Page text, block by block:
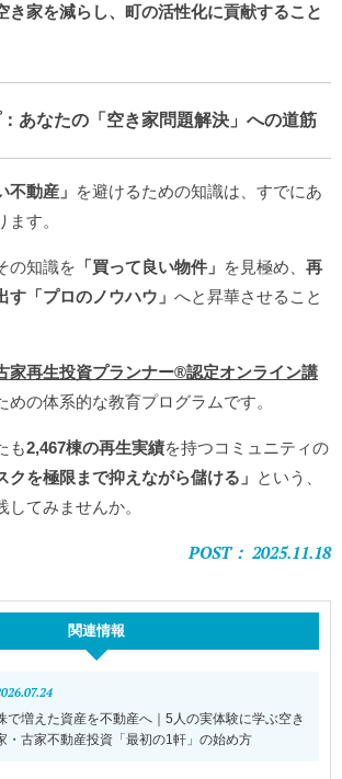
き家を減らし、町の活性化に貢献すること
あなたの「空き家問題解決」への道筋
不動産」 を避けるための知識は、すでにあ
す。
の知識を 「買って良い物件」 を見極め、 再
「プロのノウハウ」 へと昇華させること
家再生投資プランナー®️認定オンライン講
めの体系的な教育プログラムです。
も2,467棟の再生実績を持つコミュニティの
クを極限まで抑えながら儲ける」 という、
てみませんか。
POST： 2025.11.18
関連情報
で増えた資産を不動産へ｜5人の実体験に学ぶ空き
・古家不動産投資「最初の1軒」の始め方